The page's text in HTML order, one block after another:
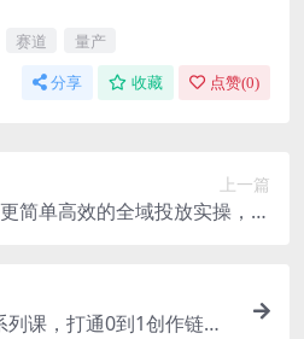
赛道 量产
分享 收藏 点赞(0)
上一篇
简单高效的全域投放实操，让
课，打通0到1创作链